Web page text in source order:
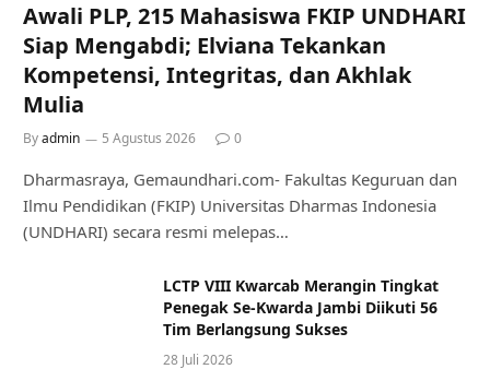
Awali PLP, 215 Mahasiswa FKIP UNDHARI
Siap Mengabdi; Elviana Tekankan
Kompetensi, Integritas, dan Akhlak
Mulia
Byadmin 5 Agustus 2026 0
Dharmasraya, Gemaundhari.com- Fakultas Keguruan dan
Ilmu Pendidikan (FKIP) Universitas Dharmas Indonesia
(UNDHARI) secara resmi melepas…
LCTP VIII Kwarcab Merangin Tingkat
Penegak Se-Kwarda Jambi Diikuti 56
Tim Berlangsung Sukses
28 Juli 2026